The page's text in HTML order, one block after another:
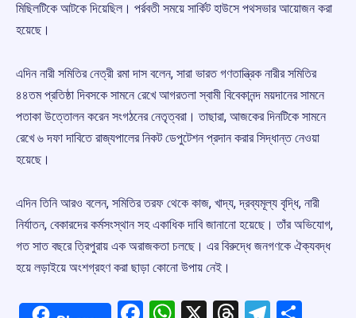
মিছিলটিকে আটকে দিয়েছিল। পর্রবতী সময়ে সার্কিট হাউসে পথসভার আয়োজন করা
হয়েছে।
এদিন নারী সমিতির নেত্রী রমা দাস বলেন, সারা ভারত গণতান্ত্রিক নারীর সমিতির
৪৪তম প্রতিষ্ঠা দিবসকে সামনে রেখে আগরতলা স্বামী বিবেকানন্দ ময়দানের সামনে
পতাকা উত্তোলন করেন সংগঠনের নেতৃত্বরা। তাছারা, আজকের দিনটিকে সামনে
রেখে ৬ দফা দাবিতে রাজ্যপালের নিকট ডেপুটেশন প্রদান করার সিদ্ধান্ত নেওয়া
হয়েছে।
এদিন তিনি আরও বলেন, সমিতির তরফ থেকে কাজ, খাদ্য, দ্রব্যমূল্য বৃদ্ধি, নারী
নির্যাতন, বেকারদের কর্মসংস্থান সহ একাধিক দাবি জানানো হয়েছে। তাঁর অভিযোগ,
গত সাত বছরে ত্রিপুরায় এক অরাজকতা চলছে। এর বিরুদ্ধে জনগণকে ঐক্যবদ্ধ
হয়ে লড়াইয়ে অংশগ্রহণ করা ছাড়া কোনো উপায় নেই।